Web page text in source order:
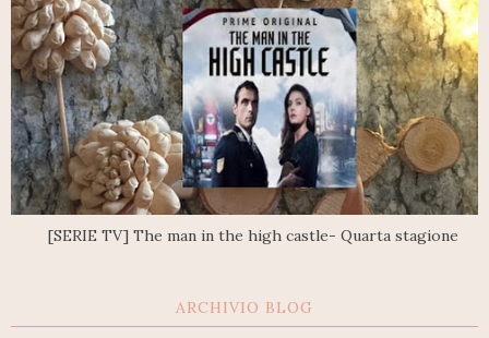
[SERIE TV] The man in the high castle- Quarta stagione
ARCHIVIO BLOG